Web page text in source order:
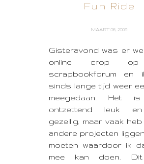
Fun Ride
MAART 06, 2009
Gisteravond was er
online crop
scrapbookforum en
sinds lange tijd weer
meegedaan. Het
ontzettend leuk
gezellig, maar vaak
andere projecten
moeten waardoor ik
mee kan doen.